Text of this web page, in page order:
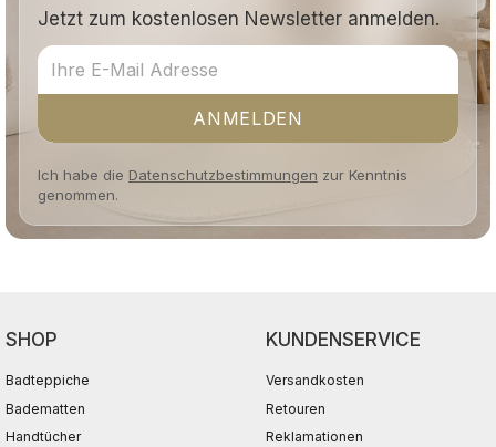
Jetzt zum kostenlosen Newsletter anmelden.
ANMELDEN
Ich habe die Datenschutzbestimmungen zur Kenntnis
genommen.
SHOP
Badteppiche
Badematten
Handtücher
KUNDENSERVICE
Versandkosten
Retouren
Reklamationen